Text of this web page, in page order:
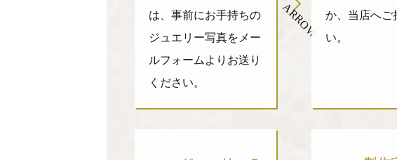
は、事前にお手持ちの
ジュエリー写真をメー
ルフォームよりお送り
ください。
ARROW
か、当店へご
い。